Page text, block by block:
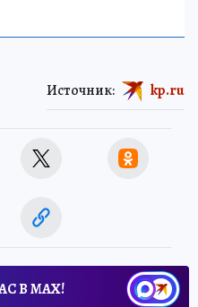
Источник: kp.ru
В МАХ!